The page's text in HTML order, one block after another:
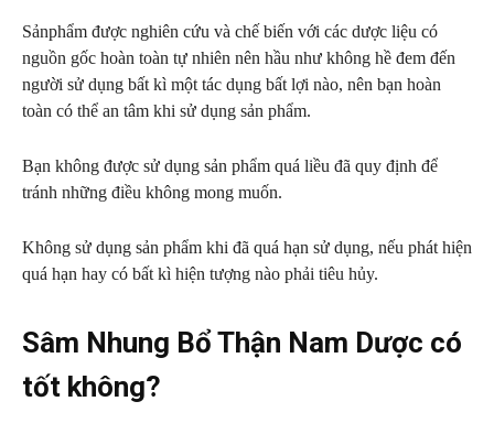
Sảnphẩm được nghiên cứu và chế biến với các dược liệu có
nguồn gốc hoàn toàn tự nhiên nên hầu như không hề đem đến
người sử dụng bất kì một tác dụng bất lợi nào, nên bạn hoàn
toàn có thể an tâm khi sử dụng sản phẩm.
Bạn không được sử dụng sản phẩm quá liều đã quy định để
tránh những điều không mong muốn.
Không sử dụng sản phẩm khi đã quá hạn sử dụng, nếu phát hiện
quá hạn hay có bất kì hiện tượng nào phải tiêu hủy.
Sâm Nhung Bổ Thận Nam Dược có
tốt không?